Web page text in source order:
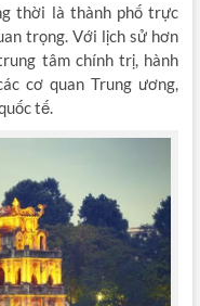
thời là thành phố trực
trọng. Với lịch sử hơn
tâm chính trị, hành
cơ quan Trung ương,
tế.